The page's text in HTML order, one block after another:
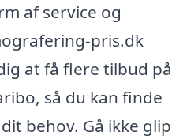
af service og
pris.dk
at få flere tilbud på
så du kan finde
behov. Gå ikke glip